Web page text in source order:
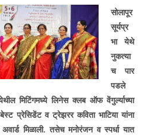
सोलापूर
सूर्यप्र
भा येथे
नुकत्या
च पार
पडले
मिटिंगमध्ये लिनेस क्लब ऑफ वेंगुर्ल्याच्या
प्रेसिडेंट व ट्रेझरर कविता भाटिया यांना
मिळाली. तसेच मनोरंजन व स्पर्धा यात